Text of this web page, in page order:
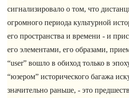
сигнализировало о том, что
огромного периода культурной
его пространства и времени - и
его элементами, его образами,
“user” вошло в обиход только в
“юзером” исторического багажа
значительно раньше, - это